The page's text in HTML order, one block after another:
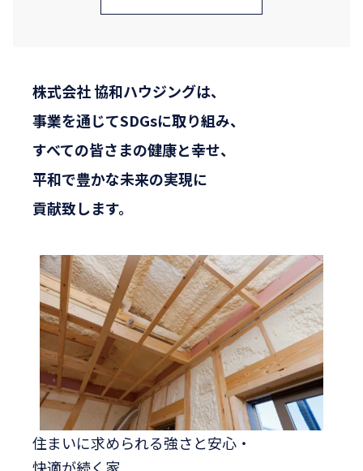
株式会社 協和ハウジングは、
事業を通じてSDGsに取り組み、
すべての皆さまの健康と幸せ、
平和で豊かな未来の実現に
貢献致します。
住まいに求められる強さと安心・
快適が続く家